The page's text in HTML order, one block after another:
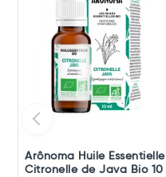
Arônoma Huile Essentielle
Citronelle de Java Bio 10